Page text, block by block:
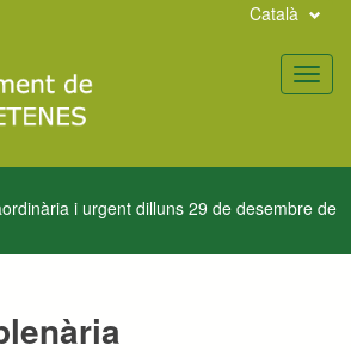
Català
i urgent dilluns 29 de desembre de